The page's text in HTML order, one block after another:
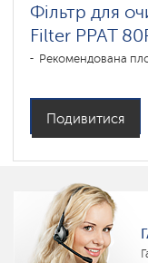
Фільтр для
Filter PPAT
Рекомендована
Подивитися